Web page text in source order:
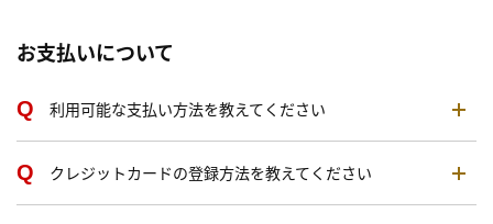
お支払いについて
利用可能な支払い方法を教えてください
クレジットカードの登録方法を教えてください